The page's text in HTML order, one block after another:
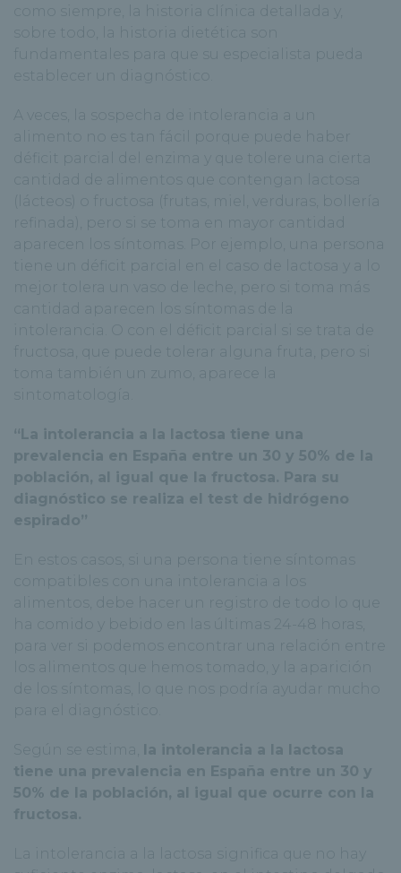
como siempre, la historia clínica detallada y,
sobre todo, la historia dietética son
fundamentales para que su especialista pueda
establecer un diagnóstico.
A veces, la sospecha de intolerancia a un
alimento no es tan fácil porque puede haber
déficit parcial del enzima y que tolere una cierta
cantidad de alimentos que contengan lactosa
(lácteos) o fructosa (frutas, miel, verduras, bollería
refinada), pero si se toma en mayor cantidad
aparecen los síntomas. Por ejemplo, una persona
tiene un déficit parcial en el caso de lactosa y a lo
mejor tolera un vaso de leche, pero si toma más
cantidad aparecen los síntomas de la
intolerancia. O con el déficit parcial si se trata de
fructosa, que puede tolerar alguna fruta, pero si
toma también un zumo, aparece la
sintomatología.
“La intolerancia a la lactosa tiene una
prevalencia en España entre un 30 y 50% de la
población, al igual que la fructosa. Para su
diagnóstico se realiza el test de hidrógeno
espirado”
En estos casos, si una persona tiene síntomas
compatibles con una intolerancia a los
alimentos, debe hacer un registro de todo lo que
ha comido y bebido en las últimas 24-48 horas,
para ver si podemos encontrar una relación entre
los alimentos que hemos tomado, y la aparición
de los síntomas, lo que nos podría ayudar mucho
para el diagnóstico.
Según se estima, la intolerancia a la lactosa
tiene una prevalencia en España entre un 30 y
50% de la población, al igual que ocurre con la
fructosa.
La intolerancia a la lactosa significa que no hay